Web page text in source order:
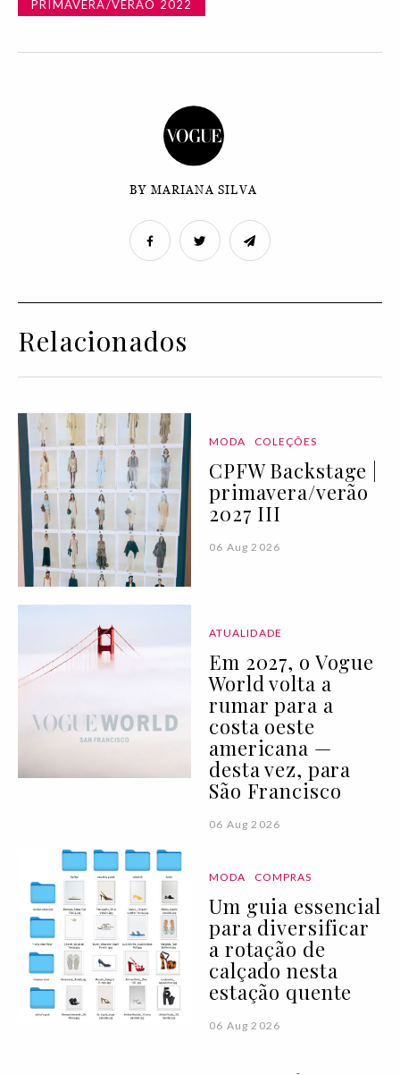
PRIMAVERA/VERÃO 2022
BY MARIANA SILVA
Relacionados
MODA COLEÇÕES
CPFW Backstage |
primavera/verão
2027 III
06 Aug 2026
ATUALIDADE
Em 2027, o Vogue
World volta a
rumar para a
costa oeste
americana —
desta vez, para
São Francisco
06 Aug 2026
MODA COMPRAS
Um guia essencial
para diversificar
a rotação de
calçado nesta
estação quente
06 Aug 2026